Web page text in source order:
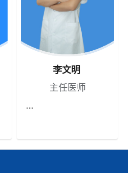
李文明
主任医师
...